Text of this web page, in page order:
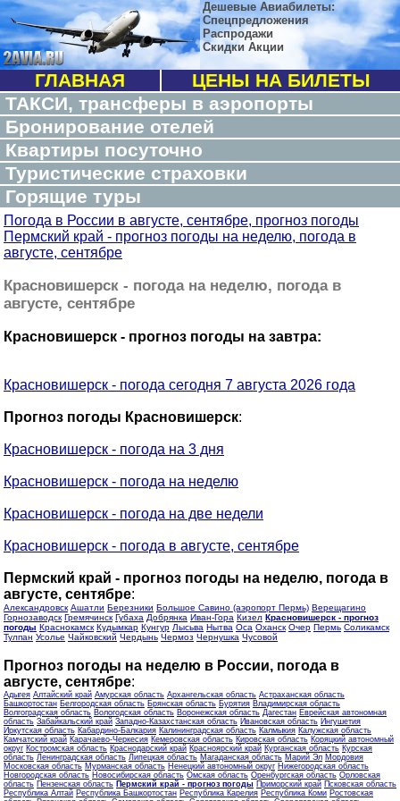
Дешевые Авиабилеты:
Спецпредложения
Распродажи
Скидки Акции
ГЛАВНАЯ
ЦЕНЫ НА БИЛЕТЫ
ТАКСИ, трансферы в аэропорты
Бронирование отелей
Квартиры посуточно
Туристические страховки
Горящие туры
Погода в России в августе, сентябре, прогноз погоды
Пермский край - прогноз погоды на неделю, погода в
августе, сентябре
Красновишерск - погода на неделю, погода в
августе, сентябре
Красновишерск - прогноз погоды на завтра:
Красновишерск - погода сегодня 7 августа 2026 года
Прогноз погоды Красновишерск:
Красновишерск - погода на 3 дня
Красновишерск - погода на неделю
Красновишерск - погода на две недели
Красновишерск - погода в августе, сентябре
Пермский край - прогноз погоды на неделю, погода в
августе, сентябре:
Александровск Ашатли Березники Большое Савино (аэропорт Пермь) Верещагино
Горнозаводск Гремячинск Губаха Добрянка Иван-Гора Кизел Красновишерск - прогноз
погоды Краснокамск Кудымкар Кунгур Лысьва Нытва Оса Оханск Очер Пермь Соликамск
Тулпан Усолье Чайковский Чердынь Чермоз Чернушка Чусовой
Прогноз погоды на неделю в России, погода в
августе, сентябре:
Адыгея Алтайский край Амурская область Архангельская область Астраханская область
Башкортостан Белгородская область Брянская область Бурятия Владимирская область
Волгоградская область Вологодская область Воронежская область Дагестан Еврейская автономная
область Забайкальский край Западно-Казахстанская область Ивановская область Ингушетия
Иркутская область Кабардино-Балкария Калининградская область Калмыкия Калужская область
Камчатский край Карачаево-Черкесия Кемеровская область Кировская область Коряцкий автономный
округ Костромская область Краснодарский край Красноярский край Курганская область Курская
область Ленинградская область Липецкая область Магаданская область Марий Эл Мордовия
Московская область Мурманская область Ненецкий автономный округ Нижегородская область
Новгородская область Новосибирская область Омская область Оренбургская область Орловская
область Пензенская область Пермский край - прогноз погоды Приморский край Псковская область
Республика Алтай Республика Башкортостан Республика Карелия Республика Коми Ростовская